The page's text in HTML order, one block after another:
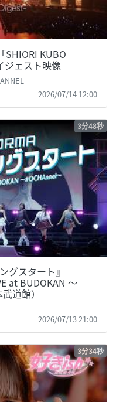
SHIORI KUBO
ジェスト映像
2026/07/14 12:00
3分48秒
グスタート』
at BUDOKAN 〜
道館）
2026/07/13 21:00
3分34秒